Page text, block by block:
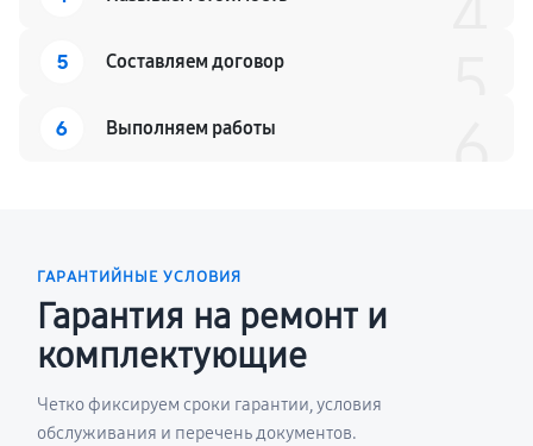
5 Составляем договор
6 Выполняем работы
ГАРАНТИЙНЫЕ УСЛОВИЯ
Гарантия на ремонт и
комплектующие
Четко фиксируем сроки гарантии, условия
обслуживания и перечень документов.